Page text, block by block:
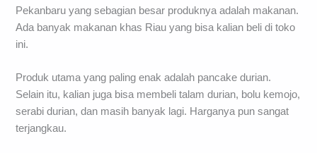
Pekanbaru yang sebagian besar produknya adalah makanan.
Ada banyak makanan khas Riau yang bisa kalian beli di toko
ini.
Produk utama yang paling enak adalah pancake durian.
Selain itu, kalian juga bisa membeli talam durian, bolu kemojo,
serabi durian, dan masih banyak lagi. Harganya pun sangat
terjangkau.